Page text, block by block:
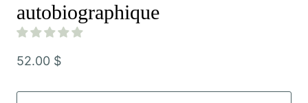
autobiographique
52.00 $